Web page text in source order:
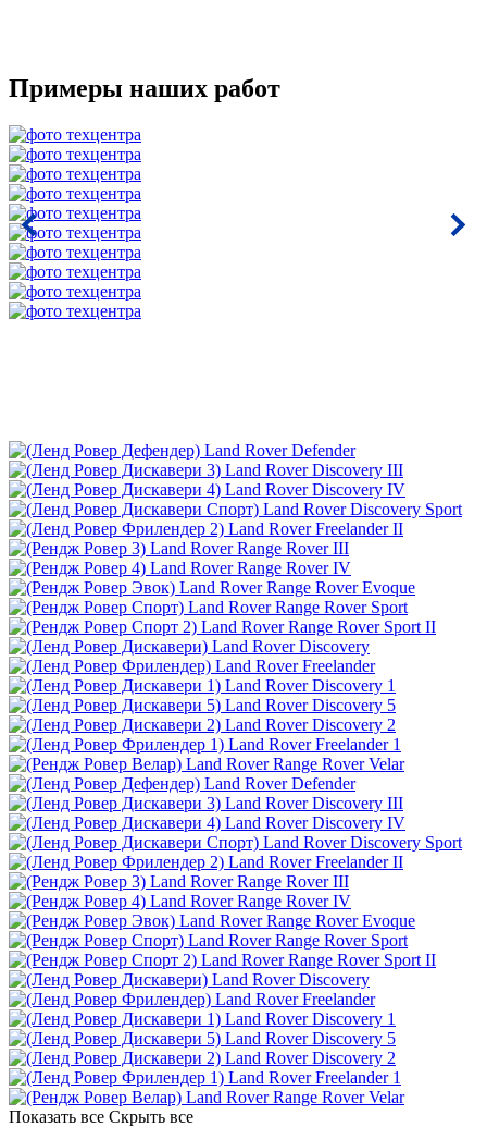
Примеры наших работ
Land Rover Defender
Land Rover Discovery III
Land Rover Discovery IV
Land Rover Discovery Sport
Land Rover Freelander II
Land Rover Range Rover III
Land Rover Range Rover IV
Land Rover Range Rover Evoque
Land Rover Range Rover Sport
Land Rover Range Rover Sport II
Land Rover Discovery
Land Rover Freelander
Land Rover Discovery 1
Land Rover Discovery 5
Land Rover Discovery 2
Land Rover Freelander 1
Land Rover Range Rover Velar
Land Rover Defender
Land Rover Discovery III
Land Rover Discovery IV
Land Rover Discovery Sport
Land Rover Freelander II
Land Rover Range Rover III
Land Rover Range Rover IV
Land Rover Range Rover Evoque
Land Rover Range Rover Sport
Land Rover Range Rover Sport II
Land Rover Discovery
Land Rover Freelander
Land Rover Discovery 1
Land Rover Discovery 5
Land Rover Discovery 2
Land Rover Freelander 1
Land Rover Range Rover Velar
Показать все Скрыть все